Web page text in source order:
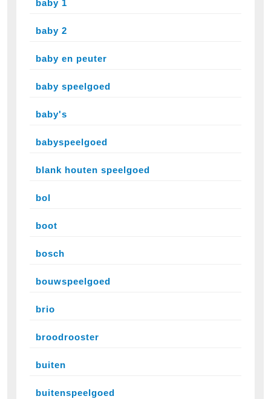
baby 1
baby 2
baby en peuter
baby speelgoed
baby's
babyspeelgoed
blank houten speelgoed
bol
boot
bosch
bouwspeelgoed
brio
broodrooster
buiten
buitenspeelgoed